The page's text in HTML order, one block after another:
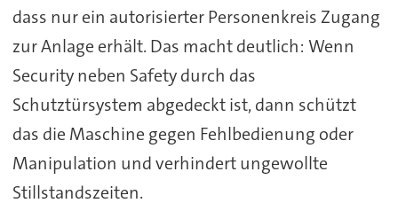
dass nur ein autorisierter Personenkreis Zugang
zur Anlage erhält. Das macht deutlich: Wenn
Security neben Safety durch das
Schutztürsystem abgedeckt ist, dann schützt
das die Maschine gegen Fehlbedienung oder
Manipulation und verhindert ungewollte
Stillstandszeiten.